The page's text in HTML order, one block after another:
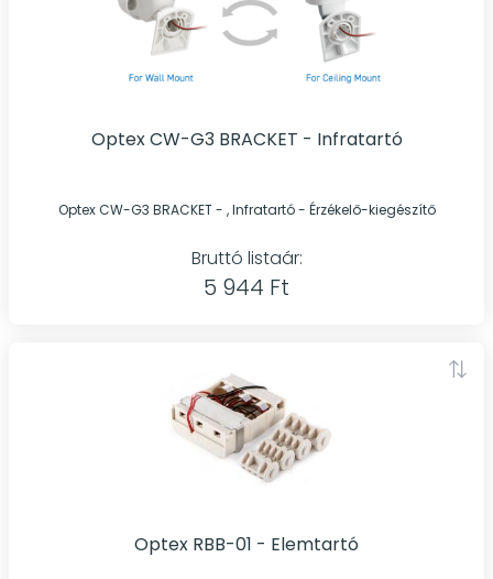
Optex CW-G3 BRACKET - Infratartó
Optex CW-G3 BRACKET - , Infratartó - Érzékelő-kiegészítő
Bruttó listaár:
5 944 Ft
Optex RBB-01 - Elemtartó